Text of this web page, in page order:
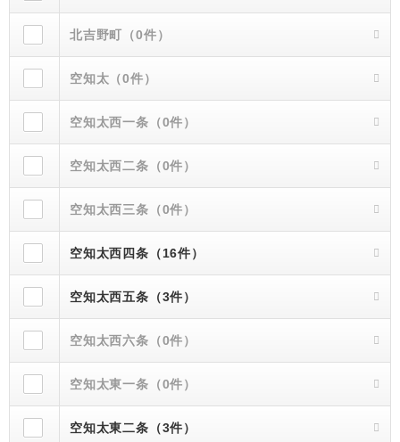
北吉野町（0件）
空知太（0件）
空知太西一条（0件）
空知太西二条（0件）
空知太西三条（0件）
空知太西四条（16件）
空知太西五条（3件）
空知太西六条（0件）
空知太東一条（0件）
空知太東二条（3件）